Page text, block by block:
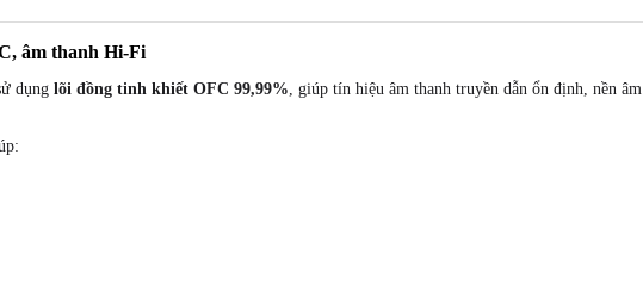
tinh
OFC
nilon
âm thanh Hi-Fi
dụng lõi đồng tinh khiết OFC 99,99%, giúp tín hiệu âm thanh truyền dẫn ổn định, nền âm